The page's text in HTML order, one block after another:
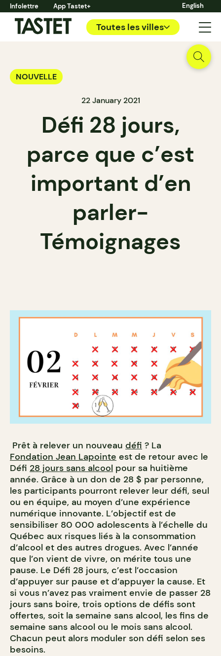
Infolettre App Tastet+ English
Toutes les villes
NOUVELLE
22 January 2021
Défi 28 jours,
parce que c’est
important d’en
parler-
Témoignages
Prêt à relever un nouveau défi ? La
Fondation Jean Lapointe est de retour avec le
Défi 28 jours sans alcool pour sa huitième
année. Grâce à un don de 28 $ par personne,
les participants pourront relever leur défi, seul
ou en équipe, au moyen d’une expérience
numérique innovante. L’objectif est de
sensibiliser 80 000 adolescents à l’échelle du
Québec aux risques liés à la consommation
d’alcool et des autres drogues. Avec l’année
que l’on vient de vivre, on mérite tous une
pause. Le Défi 28 jours, c’est l’occasion
d’appuyer sur pause et d’appuyer la cause. Et
si vous n’avez pas vraiment envie de passer 28
jours sans boire, trois options de défis sont
offertes, soit la semaine sans alcool, les fins de
semaine sans alcool ou le mois sans alcool.
Chacun peut alors moduler son défi selon ses
besoins.